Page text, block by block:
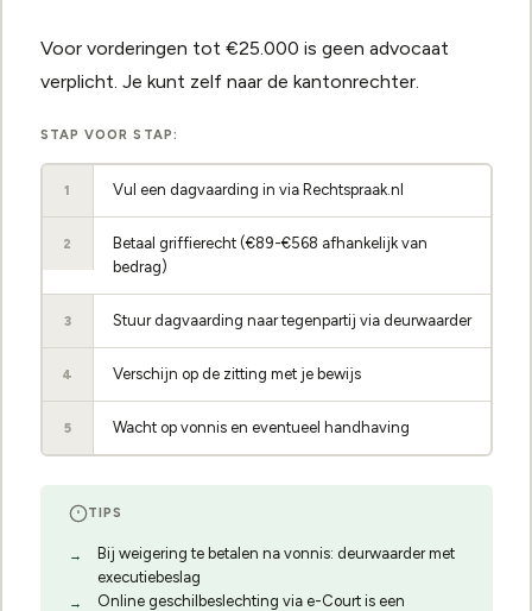
Voor vorderingen tot €25.000 is geen advocaat
verplicht. Je kunt zelf naar de kantonrechter.
STAP VOOR STAP:
1 Vul een dagvaarding in via Rechtspraak.nl
2
Betaal griffierecht (€89-€568 afhankelijk van
bedrag)
3 Stuur dagvaarding naar tegenpartij via deurwaarder
4 Verschijn op de zitting met je bewijs
5 Wacht op vonnis en eventueel handhaving
TIPS
Bij weigering te betalen na vonnis: deurwaarder met
executiebeslag
Online geschilbeslechting via e-Court is een